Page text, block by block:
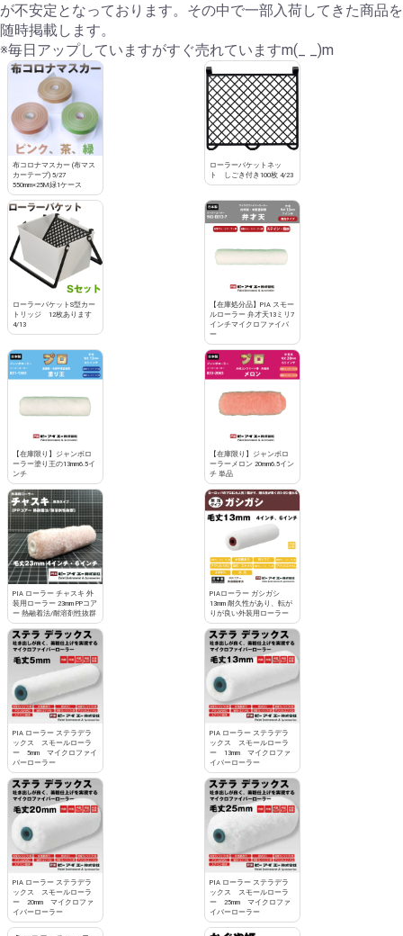
が不安定となっております。その中で一部入荷してきた商品を
随時掲載します。
※毎日アップしていますがすぐ売れていますm(_ _)m
布コロナマスカー (布マス
カーテープ) 5/27
550mm×25M緑1ケース
ローラーバケットネッ
ト しごき付き100枚 4/23
ローラーバケットS型カー
トリッジ 12枚あります
4/13
【在庫処分品】PIA スモー
ルローラー 弁才天13ミリ7
インチマイクロファイバ
ー
【在庫限り】ジャンボロ
ーラー塗り王の13mm6.5イ
ンチ
【在庫限り】ジャンボロ
ーラーメロン 20mm6.5イン
チ 単品
PIA ローラー チャスキ 外
装用ローラー 23mm PPコア
ー 熱融着法/耐溶剤性抜群
PIAローラー ガシガシ
13mm 耐久性があり、転が
りが良い外装用ローラー
PIA ローラー ステラデラ
ックス スモールローラ
ー 5mm マイクロファイ
バーローラー
PIA ローラー ステラデラ
ックス スモールローラ
ー 13mm マイクロファ
イバーローラー
PIA ローラー ステラデラ
ックス スモールローラ
ー 20mm マイクロファ
イバーローラー
PIA ローラー ステラデラ
ックス スモールローラ
ー 25mm マイクロファ
イバーローラー